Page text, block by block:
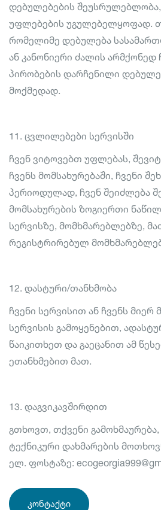
დებულებების შეუსრულებლობა,
უფლებების უგულებელყოფად.
რომელიმე დებულება
ან კანონიერი ძალის არმქონედ
პირობების დარჩენილი
მოქმედად.
11. ცვლილებები სერვისში
ჩვენ ვიტოვებთ უფლებას,
ჩვენს მომსახურებაში, ჩვენი
პერიოდულად, ჩვენ შეიძლება
მომსახურების ზოგიერთი
სერვისზე, მომხმარებლებზე,
რეგისტრირებულ
12. დასტური/თანხმობა
ჩვენი სერვისით ან ჩვენს
სერვისის გამოყენებით,
წაიკითხეთ და გაეცანით ამ
ეთანხმებით მათ.
13. დაგვიკავშირდით
გთხოვთ, თქვენი
ტექნიკური დახმარების
ელ. ფოსტაზე:
ᲙᲝᲜᲢᲐᲥᲢᲘ